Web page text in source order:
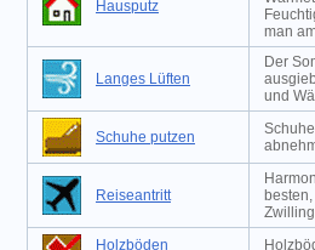
Hausputz
man
Langes Lüften
Der
und
Schuhe putzen
Reiseantritt
Holzböden